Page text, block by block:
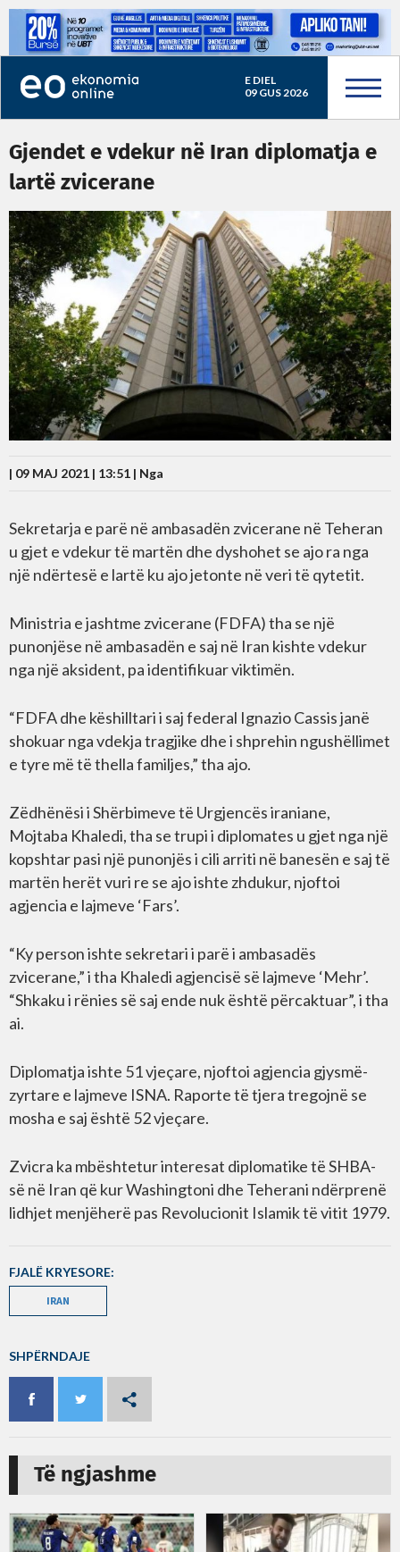
E DIEL
09 GUS 2026
Gjendet e vdekur në Iran diplomatja e
lartë zvicerane
| 09 MAJ 2021 | 13:51 | Nga
Sekretarja e parë në ambasadën zvicerane në Teheran
u gjet e vdekur të martën dhe dyshohet se ajo ra nga
një ndërtesë e lartë ku ajo jetonte në veri të qytetit.
Ministria e jashtme zvicerane (FDFA) tha se një
punonjëse në ambasadën e saj në Iran kishte vdekur
nga një aksident, pa identifikuar viktimën.
“FDFA dhe këshilltari i saj federal Ignazio Cassis janë
shokuar nga vdekja tragjike dhe i shprehin ngushëllimet
e tyre më të thella familjes,” tha ajo.
Zëdhënësi i Shërbimeve të Urgjencës iraniane,
Mojtaba Khaledi, tha se trupi i diplomates u gjet nga një
kopshtar pasi një punonjës i cili arriti në banesën e saj të
martën herët vuri re se ajo ishte zhdukur, njoftoi
agjencia e lajmeve ‘Fars’.
“Ky person ishte sekretari i parë i ambasadës
zvicerane,” i tha Khaledi agjencisë së lajmeve ‘Mehr’.
“Shkaku i rënies së saj ende nuk është përcaktuar”, i tha
ai.
Diplomatja ishte 51 vjeçare, njoftoi agjencia gjysmë-
zyrtare e lajmeve ISNA. Raporte të tjera tregojnë se
mosha e saj është 52 vjeçare.
Zvicra ka mbështetur interesat diplomatike të SHBA-
së në Iran që kur Washingtoni dhe Teherani ndërprenë
lidhjet menjëherë pas Revolucionit Islamik të vitit 1979.
FJALË KRYESORE:
IRAN
SHPËRNDAJE
Të ngjashme